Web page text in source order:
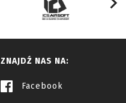
ZNAJDŹ NAS NA:
Facebook